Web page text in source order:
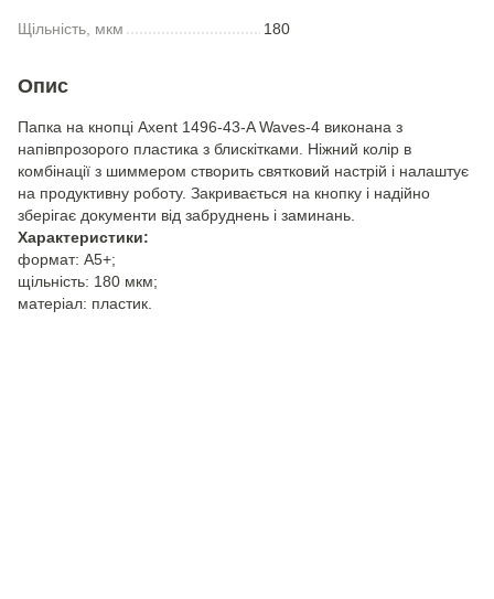
Щільність, мкм 180
Опис
Папка на кнопці Axent 1496-43-A Waves-4 виконана з
напівпрозорого пластика з блискітками. Ніжний колір в
комбінації з шиммером створить святковий настрій і налаштує
на продуктивну роботу. Закривається на кнопку і надійно
зберігає документи від забруднень і заминань.
Характеристики:
формат: А5+;
щільність: 180 мкм;
матеріал: пластик.